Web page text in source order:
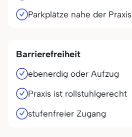
Parkplätze nahe der Praxis
Barrierefreiheit
ebenerdig oder Aufzug
Praxis ist rollstuhlgerecht
stufenfreier Zugang